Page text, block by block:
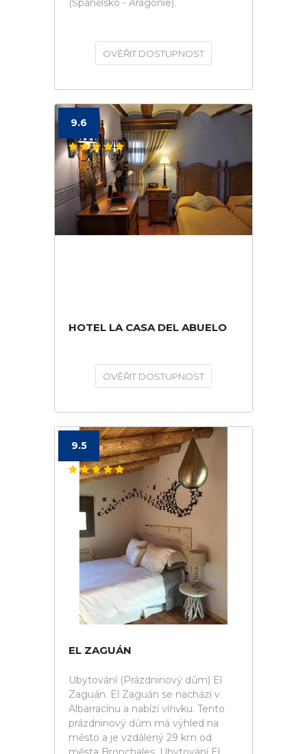
(Španělsko - Aragonie).
OVĚŘIT DOSTUPNOST
9.6
HOTEL LA CASA DEL ABUELO
OVĚŘIT DOSTUPNOST
9.5
EL ZAGUÁN
Ubytování (Prázdninový dům) El
Zaguán. El Zaguán se nachází v
Albarracínu a nabízí vířivku. Tento
prázdninový dům má výhled na
město a je vzdálený 29 km od